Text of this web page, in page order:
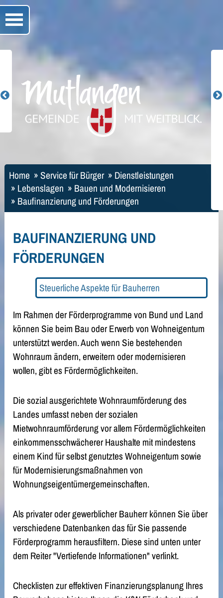
Home »Service für Bürger» Dienstleistungen
» Lebenslagen » Bauen und Modernisieren
» Baufinanzierung und Förderungen
BAUFINANZIERUNG UND
FÖRDERUNGEN
Steuerliche Aspekte für Bauherren
Im Rahmen der Förderprogramme von Bund und Land
können Sie beim Bau oder Erwerb von Wohneigentum
unterstützt werden. Auch wenn Sie bestehenden
Wohnraum ändern, erweitern oder modernisieren
wollen, gibt es Fördermöglichkeiten.
Die sozial ausgerichtete Wohnraumförderung des
Landes umfasst neben der sozialen
Mietwohnraumförderung vor allem Fördermöglichkeiten
einkommensschwächerer Haushalte mit mindestens
einem Kind für selbst genutztes Wohneigentum sowie
für Modernisierungsmaßnahmen von
Wohnungseigentümergemeinschaften.
Als privater oder gewerblicher Bauherr können Sie über
verschiedene Datenbanken das für Sie passende
Förderprogramm herausfiltern. Diese sind unten unter
dem Reiter "Vertiefende Informationen" verlinkt.
Checklisten zur effektiven Finanzierungsplanung Ihres